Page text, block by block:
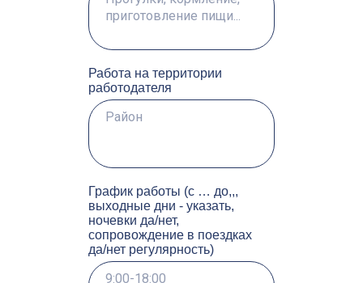
Работа на территории
работодателя
График работы (с … до,,,
выходные дни - указать,
ночевки да/нет,
сопровождение в поездках
да/нет регулярность)